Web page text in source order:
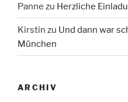
Panne zu Herzliche
Kirstin zu Und dann war
München
ARCHIV